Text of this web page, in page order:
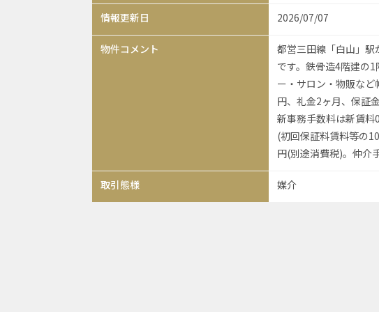
情報更新日 2026/07/07
物件コメント
都営三田線「白山」
です。鉄骨造4階建の
ー・サロン・物販な
円、礼金2ヶ月、保証
新事務手数料は新賃
(初回保証料賃料等の
円(別途消費税)。仲介
取引態様 媒介